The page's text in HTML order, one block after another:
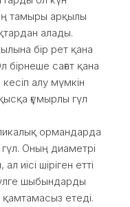
тамыры арқылы
алады.
бір рет қана
бірнеше сағат қана
алу мүмкін
ғұмырлы гүл
ормандарда
гүл. Оның диаметрі
иісі шіріген етті
шыбындарды
етеді.